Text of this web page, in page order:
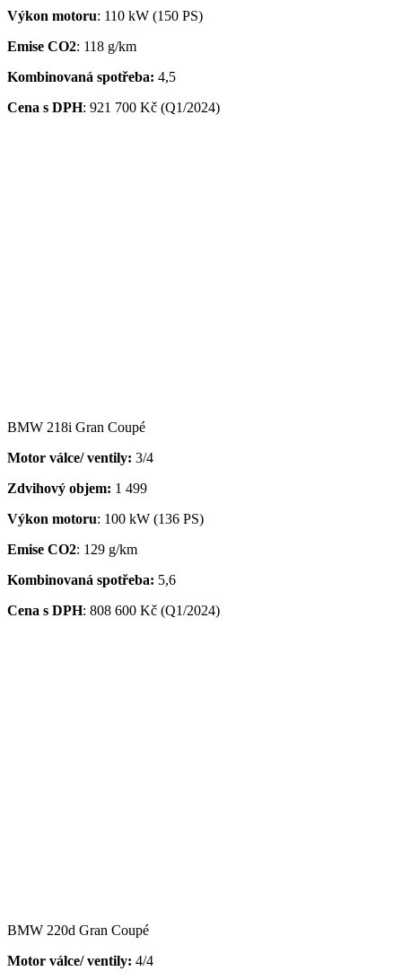
Výkon motoru: 110 kW (150 PS)
Emise CO2: 118 g/km
Kombinovaná spotřeba: 4,5
Cena s DPH: 921 700 Kč (Q1/2024)
BMW 218i Gran Coupé
Motor válce/ ventily: 3/4
Zdvihový objem: 1 499
Výkon motoru: 100 kW (136 PS)
Emise CO2: 129 g/km
Kombinovaná spotřeba: 5,6
Cena s DPH: 808 600 Kč (Q1/2024)
BMW 220d Gran Coupé
Motor válce/ ventily: 4/4